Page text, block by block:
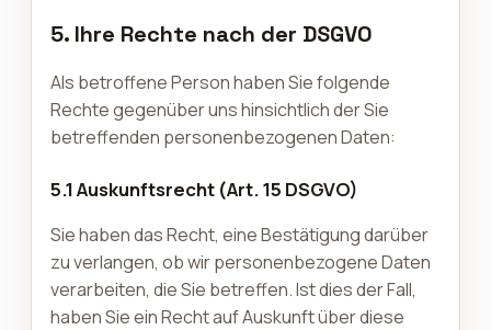
5. Ihre Rechte nach der DSGVO
Als betroffene Person haben Sie folgende
Rechte gegenüber uns hinsichtlich der Sie
betreffenden personenbezogenen Daten:
5.1 Auskunftsrecht (Art. 15 DSGVO)
Sie haben das Recht, eine Bestätigung darüber
zu verlangen, ob wir personenbezogene Daten
verarbeiten, die Sie betreffen. Ist dies der Fall,
haben Sie ein Recht auf Auskunft über diese